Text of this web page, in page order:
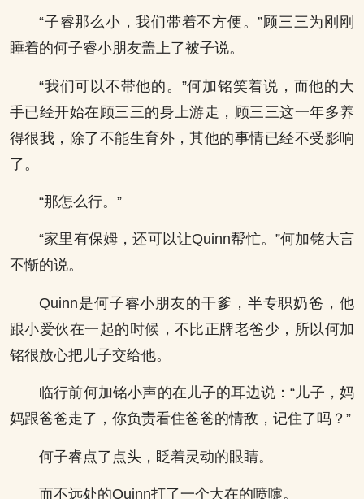
“子睿那么小，我们带着不方便。”顾三三为刚刚
睡着的何子睿小朋友盖上了被子说。
“我们可以不带他的。”何加铭笑着说，而他的大
手已经开始在顾三三的身上游走，顾三三这一年多养
得很我，除了不能生育外，其他的事情已经不受影响
了。
“那怎么行。”
“家里有保姆，还可以让Quinn帮忙。”何加铭大言
不惭的说。
Quinn是何子睿小朋友的干爹，半专职奶爸，他
跟小爱伙在一起的时候，不比正牌老爸少，所以何加
铭很放心把儿子交给他。
临行前何加铭小声的在儿子的耳边说：“儿子，妈
妈跟爸爸走了，你负责看住爸爸的情敌，记住了吗？”
何子睿点了点头，眨着灵动的眼睛。
而不远处的Quinn打了一个大在的喷嚏。